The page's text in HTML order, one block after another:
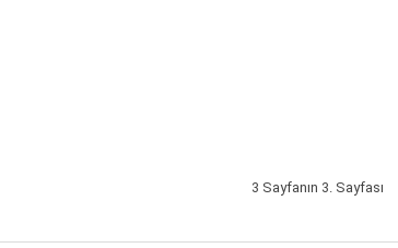
3 Sayfanın 3. Sayfası